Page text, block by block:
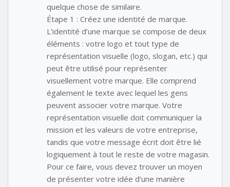
quelque chose de similaire.
Étape 1 : Créez une identité de marque.
L’identité d’une marque se compose de deux
éléments : votre logo et tout type de
représentation visuelle (logo, slogan, etc.) qui
peut être utilisé pour représenter
visuellement votre marque. Elle comprend
également le texte avec lequel les gens
peuvent associer votre marque. Votre
représentation visuelle doit communiquer la
mission et les valeurs de votre entreprise,
tandis que votre message écrit doit être lié
logiquement à tout le reste de votre magasin.
Pour ce faire, vous devez trouver un moyen
de présenter votre idée d’une manière